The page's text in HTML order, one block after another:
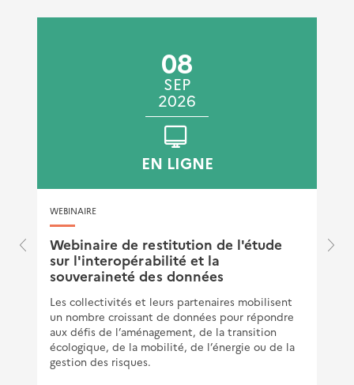
08
SEP
2026
EN LIGNE
WEBINAIRE
Webinaire de restitution de l'étude
sur l'interopérabilité et la
souveraineté des données
Les collectivités et leurs partenaires mobilisent
un nombre croissant de données pour répondre
aux défis de l’aménagement, de la transition
écologique, de la mobilité, de l’énergie ou de la
gestion des risques.